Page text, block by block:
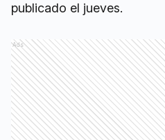
publicado el jueves.
Ads